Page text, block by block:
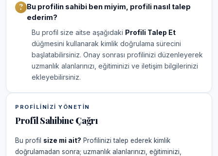
Bu profilin sahibi ben miyim, profili nasıl talep
ederim?
Bu profil size aitse aşağıdaki Profili Talep Et
düğmesini kullanarak kimlik doğrulama sürecini
başlatabilirsiniz. Onay sonrası profilinizi düzenleyerek
uzmanlık alanlarınızı, eğitiminizi ve iletişim bilgilerinizi
ekleyebilirsiniz.
PROFILINIZI YÖNETIN
Profil Sahibine Çağrı
Bu profil size mi ait? Profilinizi talep ederek kimlik
doğrulamadan sonra; uzmanlık alanlarınızı, eğitiminizi,